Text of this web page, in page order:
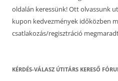
oldalán keressünk! Ott olvassunk
kupon kedvezmények időközben
csatlakozás/regisztráció
KÉRDÉS-VÁLASZ ÚTITÁRS KERESŐ